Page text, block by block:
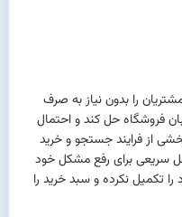
را بدون نیاز به صرف
فروشگاه حل کند و احتمال
از فرایند جستجو و خرید
سریعی برای رفع مشکل خود
را تکمیل نکرده و سبد خرید را